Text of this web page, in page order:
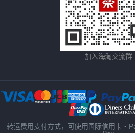
加入海淘交流群
转运费用支付方式，可使用国际信用卡・